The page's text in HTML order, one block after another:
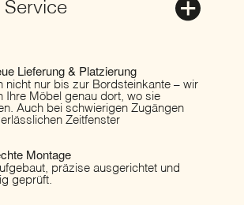
Service
Lieferung & Platzierung
nicht nur bis zur Bordsteinkante – wir
Ihre Möbel genau dort, wo sie
Auch bei schwierigen Zugängen
Zeitfenster
Montage
präzise ausgerichtet und
geprüft.